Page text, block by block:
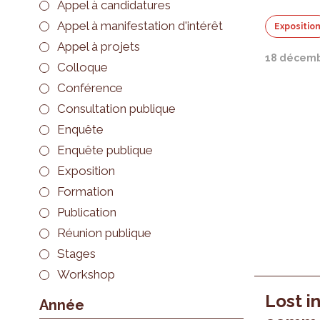
Appel à candidatures
Appel à manifestation d'intérêt
Appel à projets
Colloque
Conférence
Consultation publique
Enquête
Enquête publique
Exposition
Formation
Publication
Réunion publique
Stages
Workshop
Année
18
Lost